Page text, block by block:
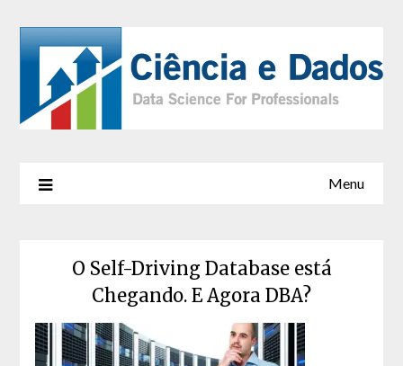
Menu
O Self-Driving Database está
Chegando. E Agora DBA?